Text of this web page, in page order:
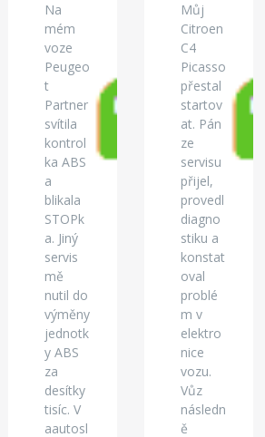
Na
mém
voze
Peugeo
t
Partner
svítila
kontrol
ka ABS
a
blikala
STOPk
a. Jiný
servis
mě
nutil do
výměny
jednotk
y ABS
za
desítky
tisíc. V
aautosl
Můj
Citroen
C4
Picasso
přestal
startov
at. Pán
ze
servisu
přijel,
provedl
diagno
stiku a
konstat
oval
problé
m v
elektro
nice
vozu.
Vůz
následn
ě